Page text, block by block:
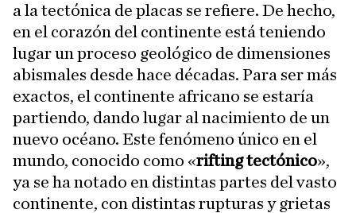
a la tectónica de placas se refiere. De hecho,
en el corazón del continente está teniendo
lugar un proceso geológico de dimensiones
abismales desde hace décadas. Para ser más
exactos, el continente africano se estaría
partiendo, dando lugar al nacimiento de un
nuevo océano. Este fenómeno único en el
mundo, conocido como «rifting tectónico»,
ya se ha notado en distintas partes del vasto
continente, con distintas rupturas y grietas